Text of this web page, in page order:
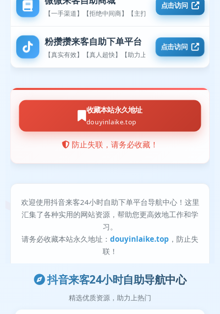
抖音来客24小时自助导航中心
精选优质资源，助力上热门